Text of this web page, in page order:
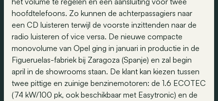
hoofdtelefoons. Zo kunnen de achterpassagiers naar
een CD luisteren terwijl de voorste inzittenden naar de
radio luisteren of vice versa. De nieuwe compacte
monovolume van Opel ging in januari in productie in de
Figueruelas-fabriek bij Zaragoza (Spanje) en zal begin
april in de showrooms staan. De klant kan kiezen tussen
twee pittige en zuinige benzinemotoren: de 1.6 ECOTEC
(74 kW/100 pk, ook beschikbaar met Easytronic) en de